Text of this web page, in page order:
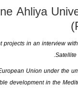
Ahliya
projects in an interview
Union under the
development in the